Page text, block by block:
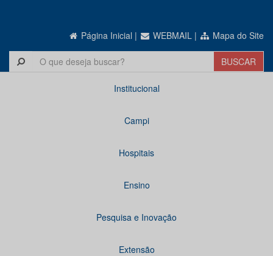
Página Inicial | WEBMAIL | Mapa do Site
Institucional
Campi
Hospitais
Ensino
Pesquisa e Inovação
Extensão